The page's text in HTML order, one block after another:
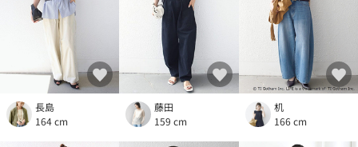
長島
164 cm
藤田
159 cm
机
166 cm